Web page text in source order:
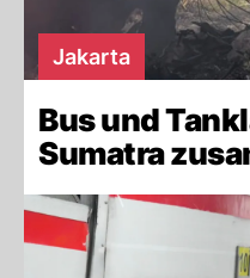
Jakarta
Bus und
Sumatra